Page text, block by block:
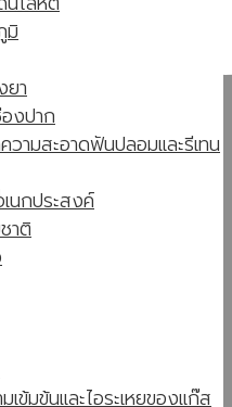
มิ
ยา
งปาก
วามสะอาดฟันปลอมและรีเทน
เนกประสงค์
าติ
ข้มข้นและไอระเหยของแก๊ส